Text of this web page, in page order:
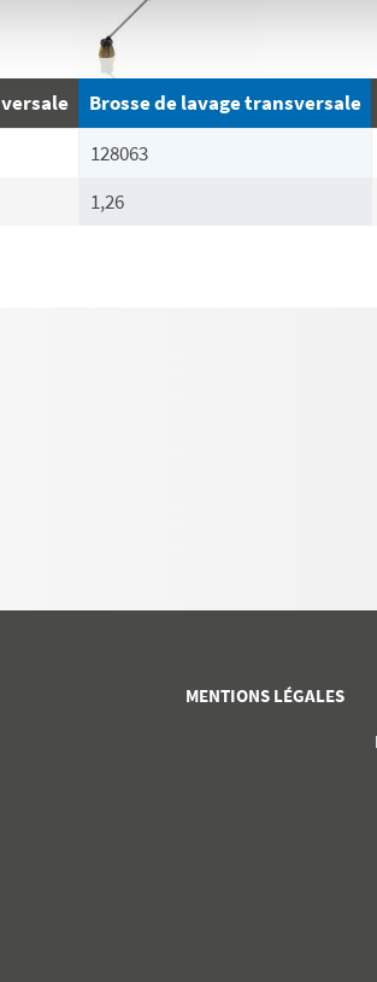
Brosse de lavage transversale
128063
1,26
MENTIONS LÉGALES